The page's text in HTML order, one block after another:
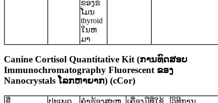
ຂອງຮໍ
ໂມນ
thyroid
ໃນຫ
ມາ
Canine Cortisol Quantitative Kit (ການ​ທົດ​ສອບ
Immunochromatography Fluorescent ຂອງ
Nanocrystals ໂລກ​ຫາ​ຍາກ​) (cCor​)
ຊື່ ປະເພດ ຄໍາຮ້ອງສະຫ ເຄື່ອງມືທີ່ໃຊ້ ວິທີການ